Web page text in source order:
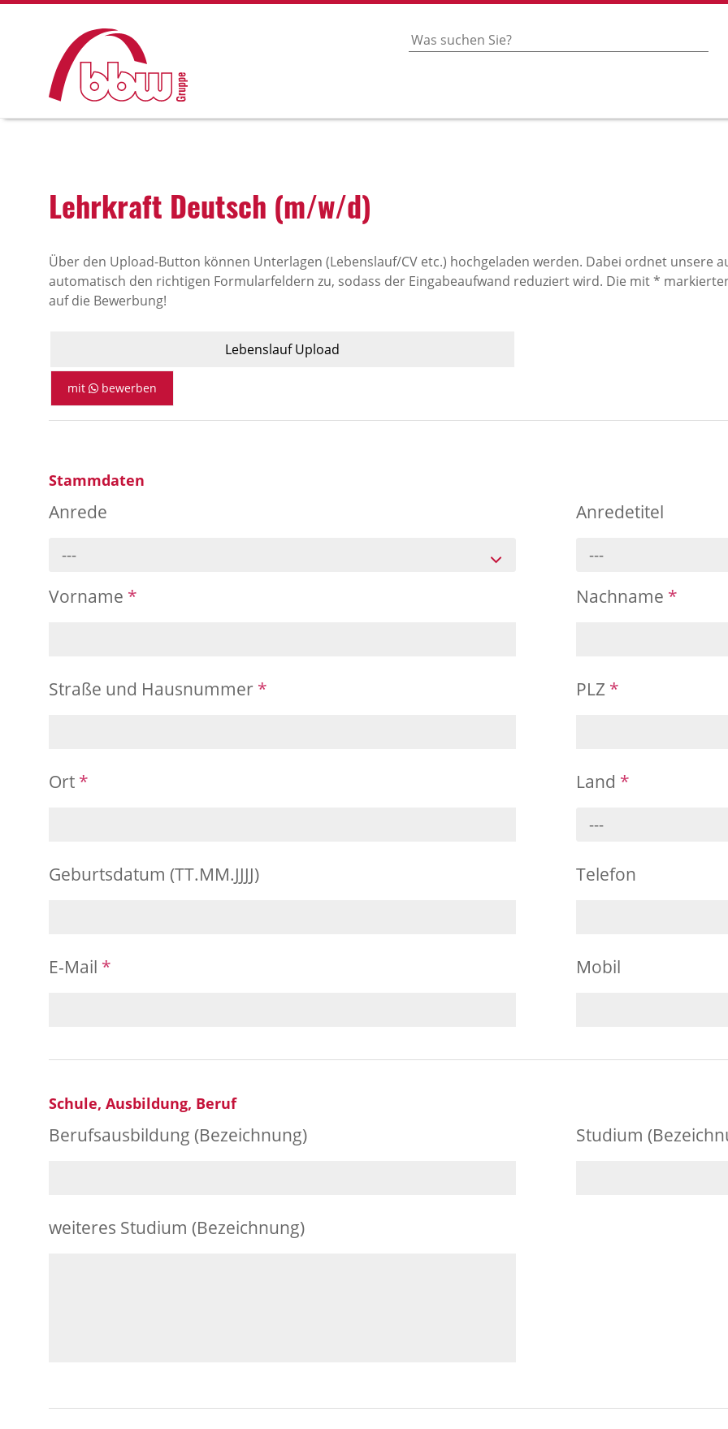
Lehr­kraft Deutsch (m/w/d)
Über den Upload-Button können Unterlagen (Lebenslauf/CV etc.) hochgeladen werden. Dabei ordnet unsere
automatisch den richtigen Formularfeldern zu, sodass der Eingabeaufwand reduziert wird. Die mit *
auf die Bewerbung!
Lebenslauf Upload
mit bewerben
Stammdaten
Anrede
---
Anredetitel
---
Vorname * Nachname *
Straße und Hausnummer * PLZ *
Ort * Land *
---
Geburtsdatum (TT.MM.JJJJ) Telefon
E-Mail * Mobil
Schule, Ausbildung, Beruf
Berufsausbildung (Bezeichnung) Studium
weiteres Studium (Bezeichnung)